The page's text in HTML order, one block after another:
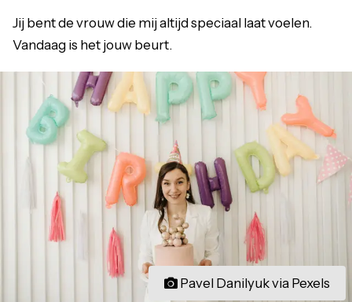
Jij bent de vrouw die mij altijd speciaal laat voelen.
Vandaag is het jouw beurt.
Pavel Danilyuk via Pexels